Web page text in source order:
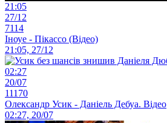
21:05
27/12
7114
Іноуе - Пікассо (Відео)
21:05, 27/12
02:27
20/07
11170
Олександр Усик - Даніель Дебуа. Відео
02:27, 20/07